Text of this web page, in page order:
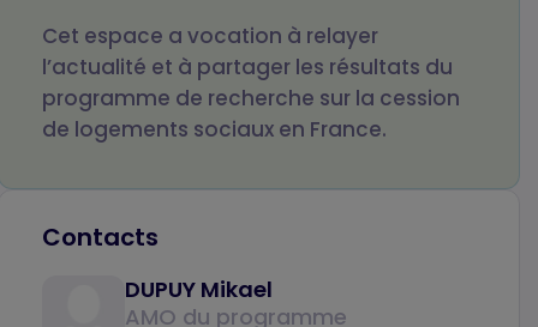
Cet espace a vocation à relayer
l’actualité et à partager les résultats du
programme de recherche sur la cession
de logements sociaux en France.
Contacts
DUPUY Mikael
AMO du programme
Votre email Objet de votre